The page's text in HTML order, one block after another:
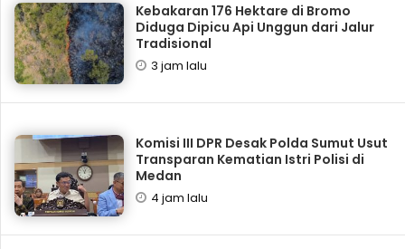
Kebakaran 176 Hektare di Bromo
Diduga Dipicu Api Unggun dari Jalur
Tradisional
3 jam lalu
Komisi III DPR Desak Polda Sumut Usut
Transparan Kematian Istri Polisi di
Medan
4 jam lalu